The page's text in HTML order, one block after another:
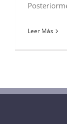
Leer Más